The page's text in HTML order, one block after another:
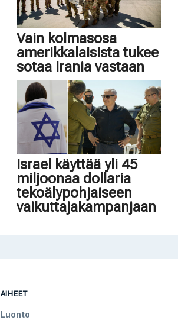
Vain kolmasosa
amerikkalaisista tukee
sotaa Irania vastaan
Israel käyttää yli 45
miljoonaa dollaria
tekoälypohjaiseen
vaikuttajakampanjaan
AIHEET
Luonto